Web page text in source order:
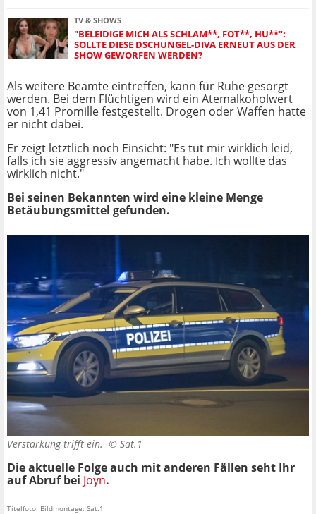
TV & SHOWS
"BELEIDIGE MICH ALS SCHLAM**, FOT**, HU**":
SOLLTE DIESE DSCHUNGEL-DIVA ERNEUT AUS DER
SHOW GEWORFEN WERDEN?
Als weitere Beamte eintreffen, kann für Ruhe gesorgt
werden. Bei dem Flüchtigen wird ein Atemalkoholwert
von 1,41 Promille festgestellt. Drogen oder Waffen hatte
er nicht dabei.
Er zeigt letztlich noch Einsicht: "Es tut mir wirklich leid,
falls ich sie aggressiv angemacht habe. Ich wollte das
wirklich nicht."
Bei seinen Bekannten wird eine kleine Menge
Betäubungsmittel gefunden.
Verstärkung trifft ein. © Sat.1
Die aktuelle Folge auch mit anderen Fällen seht Ihr
auf Abruf bei Joyn.
Titelfoto: Bildmontage: Sat.1